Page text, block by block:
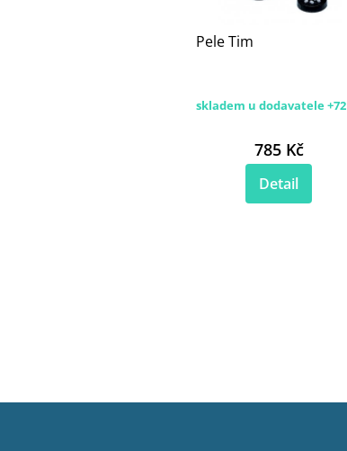
Pele Tim
skladem u dodavatele
785 Kč
Detail
Z